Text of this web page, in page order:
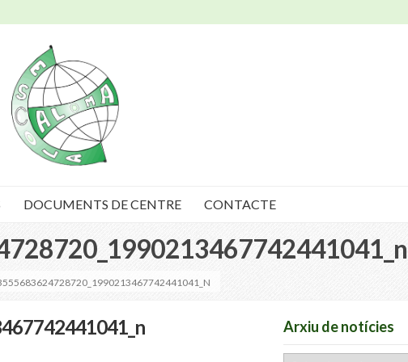
DOCUMENTS DE CENTRE CONTACTE
Arxiu de notícies